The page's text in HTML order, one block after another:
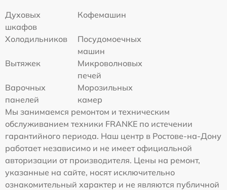
Духовых
шкафов
Кофемашин
Холодильников
Посудомоечных
машин
Вытяжек
Микроволновых
печей
Варочных
панелей
Морозильных
камер
Мы занимаемся ремонтом и техническим
обслуживанием техники FRANKE по истечении
гарантийного периода. Наш центр в Ростове-на-Дону
работает независимо и не имеет официальной
авторизации от производителя. Цены на ремонт,
указанные на сайте, носят исключительно
ознакомительный характер и не являются публичной